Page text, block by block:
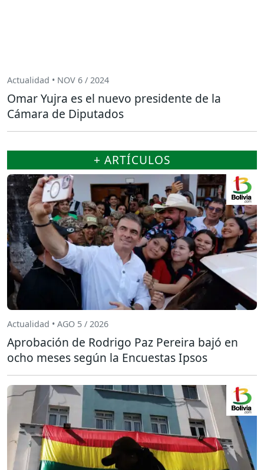
Actualidad • NOV 6 / 2024
Omar Yujra es el nuevo presidente de la
Cámara de Diputados
+ ARTÍCULOS
Actualidad • AGO 5 / 2026
Aprobación de Rodrigo Paz Pereira bajó en
ocho meses según la Encuestas Ipsos